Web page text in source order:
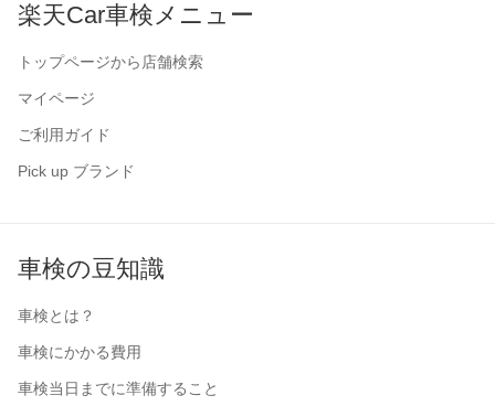
楽天Car車検メニュー
トップページから店舗検索
マイページ
ご利用ガイド
Pick up ブランド
車検の豆知識
車検とは？
車検にかかる費用
車検当日までに準備すること